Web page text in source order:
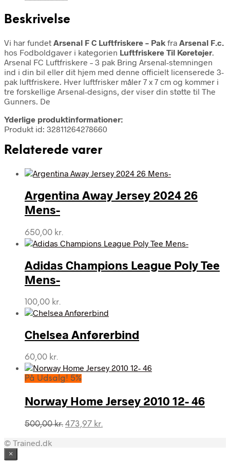
Beskrivelse
Vi har fundet Arsenal F C Luftfriskere – Pak fra Arsenal F.c.
hos Fodboldgaver i kategorien Luftfriskere Til Køretøjer.
Arsenal FC Luftfriskere – 3 pak Bring Arsenal-stemningen
ind i din bil eller dit hjem med denne officielt licenserede 3-
pak luftfriskere. Hver luftfrisker måler 7 x 7 cm og kommer i
tre forskellige Arsenal-designs, der viser din støtte til The
Gunners. De
Yderlige produktinformationer:
Produkt id: 32811264278660
Relaterede varer
Argentina Away Jersey 2024 26
Mens-
650,00 kr.
Adidas Champions League Poly Tee
Mens-
100,00 kr.
Chelsea Anførerbind
60,00 kr.
På Udsalg! 5%
Norway Home Jersey 2010 12- 46
500,00kr. Den
473,97 kr.
© Trained.dk
×